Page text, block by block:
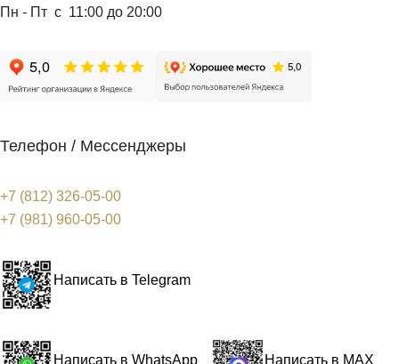
Телефон / Мессенджеры
+7 (812) 326-05-00
+7 (981) 960-05-00
Написать в Telegram
Написать в WhatsApp Написать в MAX
Пн - Пт с 11:00 до 20:00